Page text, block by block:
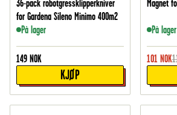
36-pack robotgressklipperkniver
for Gardena Sileno Minimo 400m2
På lager
149 NOK
KJØP
Magnet
På lager
101 NOK